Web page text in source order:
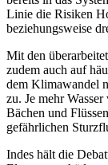
Linie die Risiken
beziehungsweise
Mit den
zudem auch auf
dem Klimawandel
zu. Je mehr
Bächen und
gefährlichen
Indes hält die